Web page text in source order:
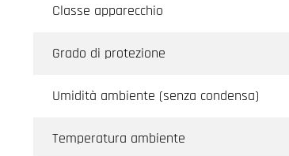
Classe apparecchio
Grado di protezione
Umidità ambiente (senza condensa)
Temperatura ambiente